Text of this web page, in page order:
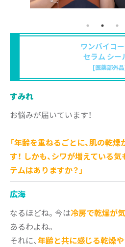
ワンバイコ
セラム シー
[医薬部外
すみれ
お悩みが届いています！
「年齢を重ねるごとに、肌の乾
す！ しかも、シワが増えている気
テムはありますか？」
広海
なるほどね。今は冷房で乾燥が
あるわよね。
それに、年齢と共に感じる乾燥